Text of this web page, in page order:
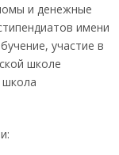
и денежные
имени
участие в
школе